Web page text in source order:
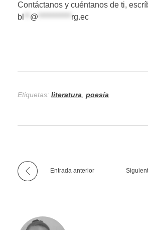
Contáctanos y cuéntanos de ti,
bl
@ rg.ec
Etiquetas: literatura poesía
Entrada anterior